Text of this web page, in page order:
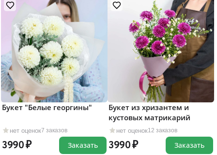
нет оценок7 заказов
Букет "Белые георгины"
3990 Заказать
нет оценок12 заказов
Букет из хризантем и
кустовых матрикарий
3990 Заказать